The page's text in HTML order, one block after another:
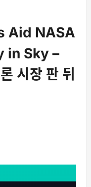
Aid NASA
in Sky –
시장 판 뒤